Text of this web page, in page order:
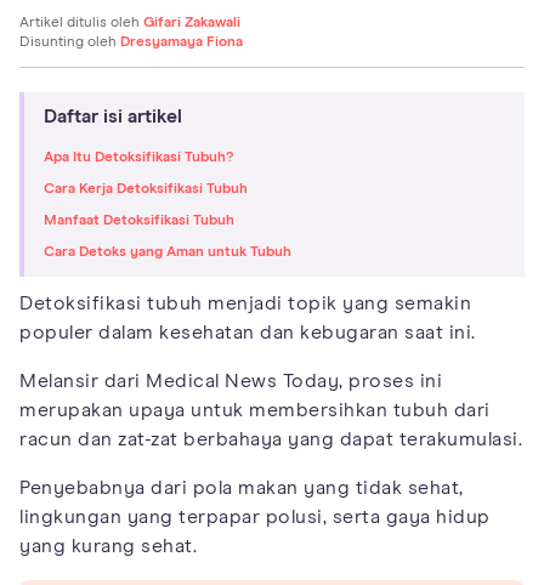
Artikel ditulis oleh Gifari Zakawali
Disunting oleh Dresyamaya Fiona
Daftar isi artikel
Apa Itu Detoksifikasi Tubuh?
Cara Kerja Detoksifikasi Tubuh
Manfaat Detoksifikasi Tubuh
Cara Detoks yang Aman untuk Tubuh
Detoksifikasi tubuh menjadi topik yang semakin
populer dalam kesehatan dan kebugaran saat ini.
Melansir dari Medical News Today, proses ini
merupakan upaya untuk membersihkan tubuh dari
racun dan zat-zat berbahaya yang dapat terakumulasi.
Penyebabnya dari pola makan yang tidak sehat,
lingkungan yang terpapar polusi, serta gaya hidup
yang kurang sehat.